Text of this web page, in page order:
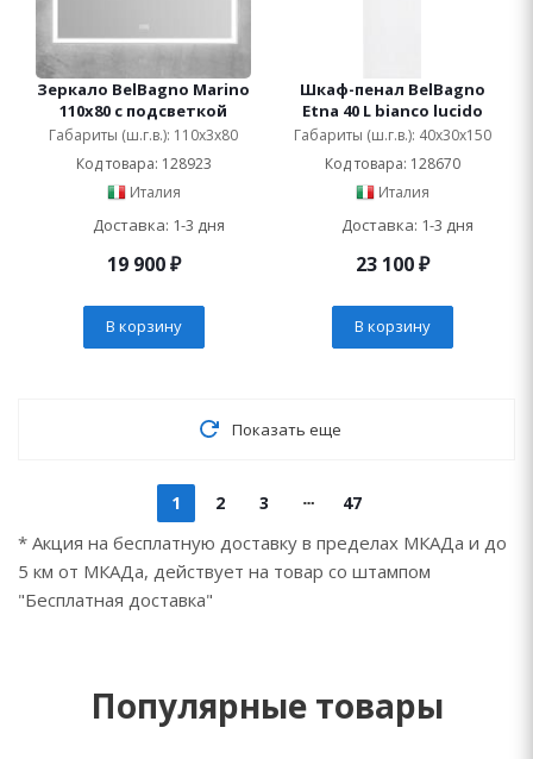
Зеркало BelBagno Marino
110х80 с подсветкой
Габариты (ш.г.в.): 110x3x80
Код товара: 128923
Италия
Доставка: 1-3 дня
19 900₽
В корзину
Шкаф-пенал BelBagno
Etna 40 L bianco lucido
Габариты (ш.г.в.): 40x30x150
Код товара: 128670
Италия
Доставка: 1-3 дня
23 100₽
В корзину
Показать еще
1 2 3 47
* Акция на бесплатную доставку в пределах МКАДа и до
5 км от МКАДа, действует на товар со штампом
"Бесплатная доставка"
Популярные товары